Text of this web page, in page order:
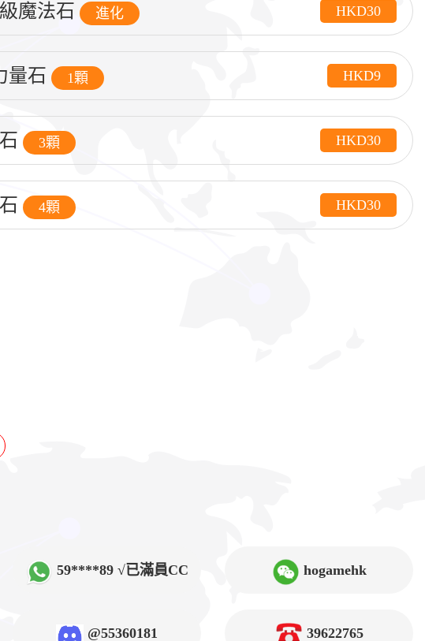
魔法石 進化 HKD30
量石 1顆 HKD9
3顆 HKD30
4顆 HKD30
59****89 √已滿員CC hogamehk
@55360181 39622765